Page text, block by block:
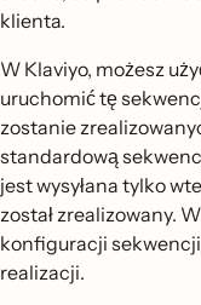
klienta.
W Klaviyo, możesz
uruchomić tę
zostanie
standardową
jest wysyłana tylko
został zrealizowany.
konfiguracji
realizacji.